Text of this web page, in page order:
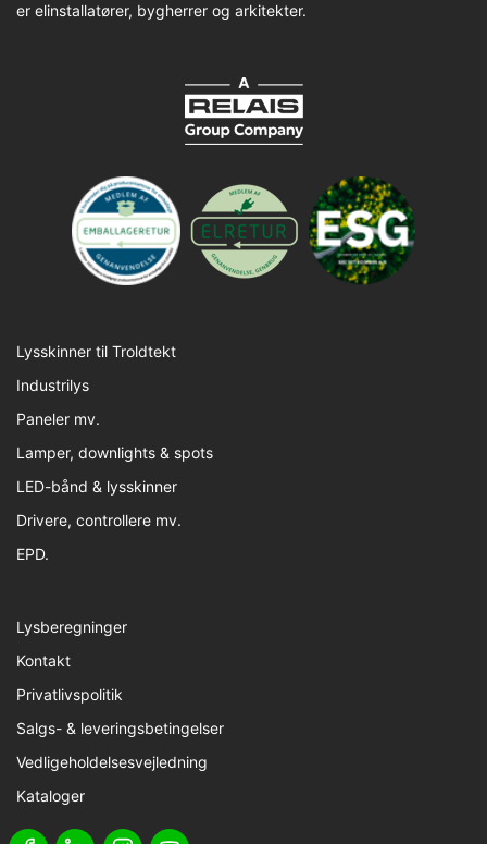
er elinstallatører, bygherrer og arkitekter.
Lysskinner til Troldtekt
Industrilys
Paneler mv.
Lamper, downlights & spots
LED-bånd & lysskinner
Drivere, controllere mv.
EPD.
Lysberegninger
Kontakt
Privatlivspolitik
Salgs- & leveringsbetingelser
Vedligeholdelsesvejledning
Kataloger